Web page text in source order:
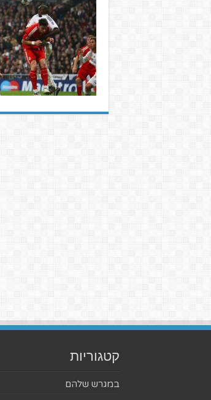
קטגוריות
במגרש שלהם